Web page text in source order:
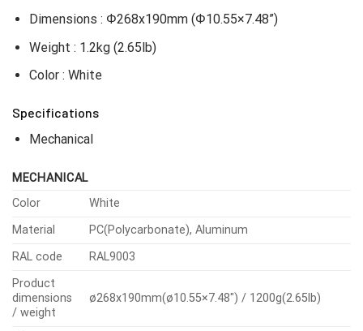
Dimensions : Φ268x190mm (Φ10.55×7.48”)
Weight : 1.2kg (2.65lb)
Color : White
Specifications
Mechanical
MECHANICAL
Color
White
Material
PC(Polycarbonate), Aluminum
RAL code
RAL9003
Product
dimensions
/ weight
ø268x190mm(ø10.55×7.48″) / 1200g(2.65lb)